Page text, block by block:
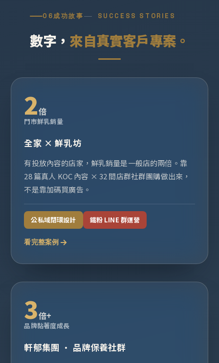
06成功故事 SUCCESS STORIES
數字， 來自真實客戶專案。
2倍
門市鮮乳銷量
全家 × 鮮乳坊
有投放內容的店家，鮮乳銷量是一般店的兩倍。靠
28 篇真人 KOC 內容 × 32 間店群社群團購做出來，
不是靠加碼買廣告。
公私域閉環設計 鐵粉 LINE 群運營
看完整案例
3倍+
品牌黏著度成長
軒郁集團 · 品牌保養社群